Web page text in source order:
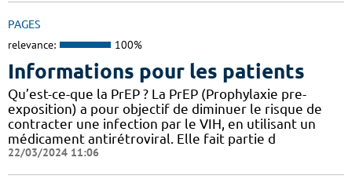
PAGES
relevance: 100%
Informations pour les patients
Qu’est-ce-que la PrEP ? La PrEP (Prophylaxie pre-
exposition) a pour objectif de diminuer le risque de
contracter une infection par le VIH, en utilisant un
médicament antirétroviral. Elle fait partie d
22/03/2024 11:06